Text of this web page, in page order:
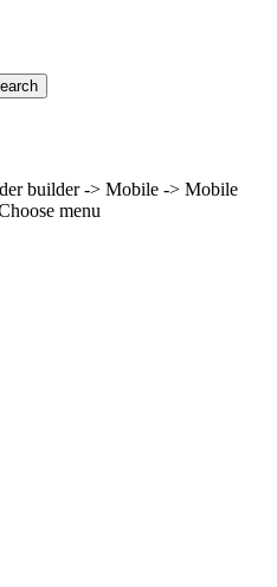
builder -> Mobile -> Mobile
menu